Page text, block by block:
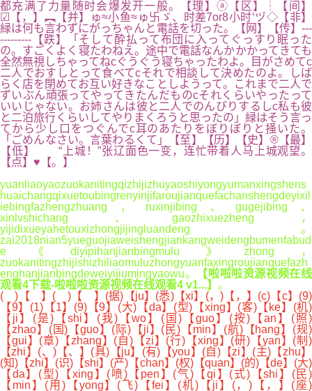
都充满了力量随时会爆发开一般。【理】ⓐ【区】┆【间】
☑【，】︻【并】ゅ≈小鱼≈ゅ卐ゞ、时差7or8小时‘ヅ◇【非】
緑は何も言わずにがっちゃんと電話を切った。【网】【传】---
---------【跌】「そして酔払って布団に入ってぐっすり眠った
の。すごくよく寝たわねえ。途中で電話なんかかかってきても
全然無視しちゃってねcぐうぐう寝ちゃったわよ。目がさめてc
二人でおすしとって食べてcそれで相談して決めたのよ。しば
らく店を閉めてお互い好きなことしようって。これまで二人で
ずいぶん頑張ってやってきたんだものcそれくらいやったって
いいじゃない。お姉さんは彼と二人でのんびりするしc私も彼
と二泊旅行くらいしてやりまくろうと思ったの」緑はそう言っ
てから少し口をつぐんでc耳のあたりをぼりぼりと掻いた。
「ごめんなさい。言葉わるくて」【至】【历】【史】®【最】
【低】 “上城！”张辽面色一变，连忙带着人马上城观望。
【点】♥【。】
yuanliaoyaozuokanitingqizhijizhuyaoshiyongyumanxingshens
huaichangqixuetoubingrenyinjifaroujianquefachanshengdeyixil
iebingfazhengzhuang，ruxinjibing、gugejibing、
xinlvshichang、gaozhixuezheng，
yijidixueyahetouxizhongjijingluandeng。
zai2018nian5yueguojiaweishengjiankangweidengbumenfabud
e《diyipihanjianbingmulu》zhong，
zuokanitingzhijishizhiliaomuluzhongyuanfaxingroujianquefazh
enghanjianbingdeweiyijiumingyaowu。
【啦啦啦资源视频在线
观看4下载-啦啦啦资源视频在线观看4 v1...】 。
( )【 】( )【 】(据)【ju】(悉)【xi】(，)【，】(c)【c】(9)
【9】(1)【1】(9)【9】(大)【da】(型)【xing】(客)【ke】(机)
【ji】(是)【shi】(我)【wo】(国)【guo】(按)【an】(照)
【zhao】(国)【guo】(际)【ji】(民)【min】(航)【hang】(规)
【gui】(章)【zhang】(自)【zi】(行)【xing】(研)【yan】(制)
【zhi】(、)【、】(具)【ju】(有)【you】(自)【zi】(主)【zhu】
(知)【zhi】(识)【shi】(产)【chan】(权)【quan】(的)【de】(大)
【da】(型)【xing】(喷)【pen】(气)【qi】(式)【shi】(民)
【min】(用)【yong】(飞)【fei】(机)【ji】(，)【，】(座)